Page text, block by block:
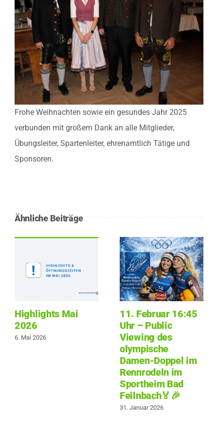
Turnen
Volleyball
Tanzen
Frohe Weihnachten sowie ein gesundes Jahr 2025
verbunden mit großem Dank an alle Mitglieder,
Übungsleiter, Spartenleiter, ehrenamtlich Tätige und
Sponsoren.
Ähnliche Beiträge
Highlights Mai
2026
6. Mai 2026
11. Februar 16:45
Uhr – Public
Viewing des
olympische
Damen-Doppel im
Rennrodeln im
Sportheim Bad
Feilnbach🏅🎉
31. Januar 2026